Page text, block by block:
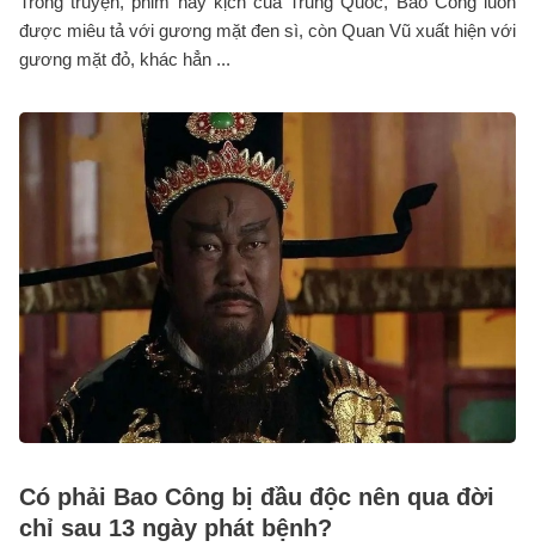
được miêu tả với gương mặt đen sì, còn Quan Vũ xuất hiện với
gương mặt đỏ, khác hẳn ...
Có phải Bao Công bị đầu độc nên qua đời
chỉ sau 13 ngày phát bệnh?